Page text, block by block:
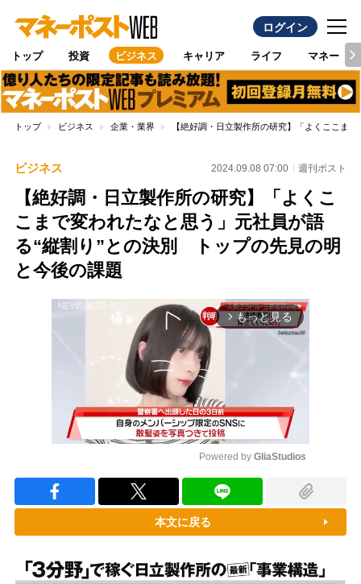
ログイン
トップ 投資 ビジネス キャリア ライフ マネー
トップ ビジネス 企業・業界 【絶好調・日立製作所の研究】「よくここま
ビジネス 2024.09.08 07:00 週刊ポスト
【絶好調・日立製作所の研究】「よくこ
こまで変われたなと思う」元社員が語
る“縦割り”との決別 トップの先見の明
と今後の課題
arrow_forward_ios もっと見る
Powered by GliaStudios
本文に戻る